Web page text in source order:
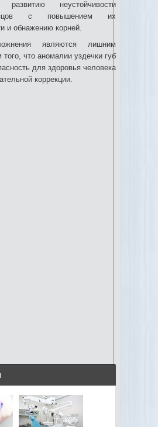
развитию неустойчивости
с повышением их
и обнажению корней.
являются лишним
того, что аномалии уздечки губ
для здоровья человека
коррекции.